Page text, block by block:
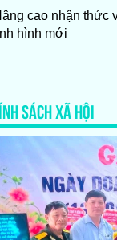
cao nhận thức
hình mới
SÁCH XÃ HỘI